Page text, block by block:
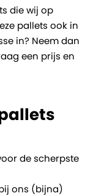
die wij op
pallets ook in
in? Neem dan
een prijs en
de scherpste
ons (bijna)